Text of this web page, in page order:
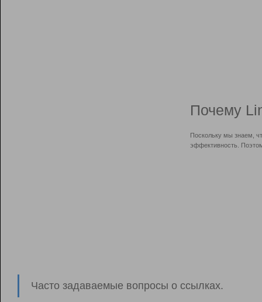
Почему
Поскольку мы знаем,
эффективность.
Часто задаваемые вопросы о ссылках.